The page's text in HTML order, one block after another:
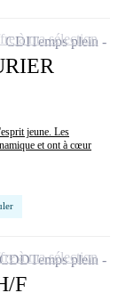
jeune. Les
et ont à cœur
CDITemps plein
à ma sélection
F
CDDTemps plein
à ma sélection